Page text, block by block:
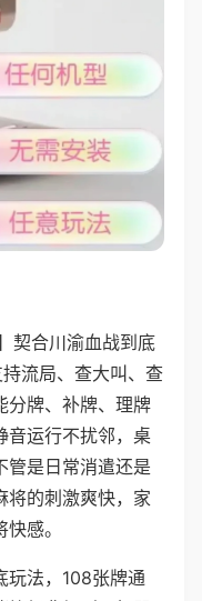
契合川渝血战到底
流局、查大叫、查
分牌、补牌、理牌
音运行不扰邻，桌
管是日常消遣还是
将的刺激爽快，家
感。
玩法，108张牌通